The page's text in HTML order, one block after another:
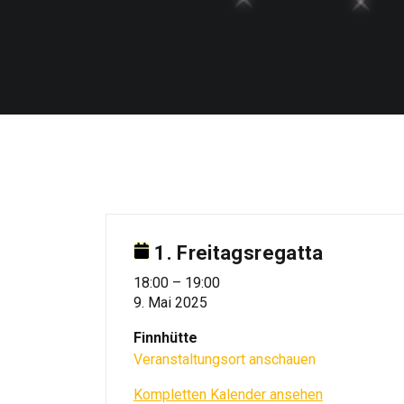
1. Freitagsregatta
1.
Freitagsregatta
18:00 – 19:00
9. Mai 2025
Finnhütte
Veranstaltungsort anschauen
Kompletten Kalender ansehen